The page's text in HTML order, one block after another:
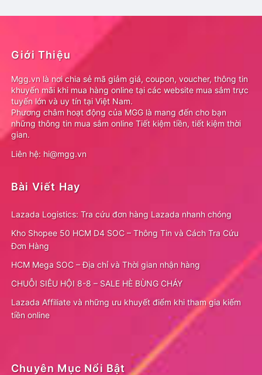
Giới Thiệu
Mgg.vn là nơi chia sẻ mã giảm giá, coupon, voucher, thông tin
khuyến mãi khi mua hàng online tại các website mua sắm trực
tuyến lớn và uy tín tại Việt Nam.
Phương châm hoạt động của MGG là mang đến cho bạn
những thông tin mua sắm online Tiết kiệm tiền, tiết kiệm thời
gian.
Liên hệ: hi@mgg.vn
Bài Viết Hay
Lazada Logistics: Tra cứu đơn hàng Lazada nhanh chóng
Kho Shopee 50 HCM D4 SOC – Thông Tin và Cách Tra Cứu
Đơn Hàng
HCM Mega SOC – Địa chỉ và Thời gian nhận hàng
CHUỖI SIÊU HỘI 8-8 – SALE HÈ BÙNG CHÁY
Lazada Affiliate và những ưu khuyết điểm khi tham gia kiếm
tiền online
Chuyên Mục Nổi Bật